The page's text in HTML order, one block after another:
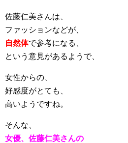
佐藤仁美さんは、
ファッションなどが、
自然体で参考になる、
という意見があるようで、
女性からの、
好感度がとても、
高いようですね。
そんな、
女優、佐藤仁美さんの